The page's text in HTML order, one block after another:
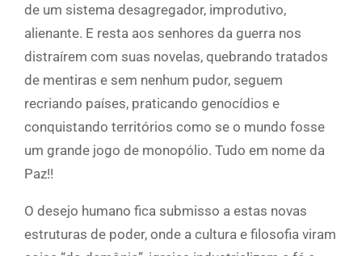
de um sistema desagregador, improdutivo,
alienante. E resta aos senhores da guerra nos
distraírem com suas novelas, quebrando tratados
de mentiras e sem nenhum pudor, seguem
recriando países, praticando genocídios e
conquistando territórios como se o mundo fosse
um grande jogo de monopólio. Tudo em nome da
Paz!!
O desejo humano fica submisso a estas novas
estruturas de poder, onde a cultura e filosofia viram